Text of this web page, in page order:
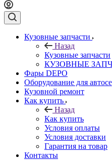
Кузовные запчасти
Назад
Кузовные запчасти
КУЗОВНЫЕ
Фары DEPO
Оборудование для
Кузовной ремонт
Как купить
Назад
Как купить
Условия оплаты
Условия доставки
Гарантия на товар
Контакты